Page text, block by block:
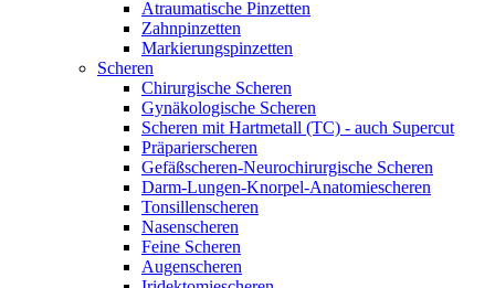
Atraumatische Pinzetten
Zahnpinzetten
Markierungspinzetten
Scheren
Chirurgische Scheren
Gynäkologische Scheren
Scheren mit Hartmetall (TC) - auch Supercut
Präparierscheren
Gefäßscheren-Neurochirurgische Scheren
Darm-Lungen-Knorpel-Anatomiescheren
Tonsillenscheren
Nasenscheren
Feine Scheren
Augenscheren